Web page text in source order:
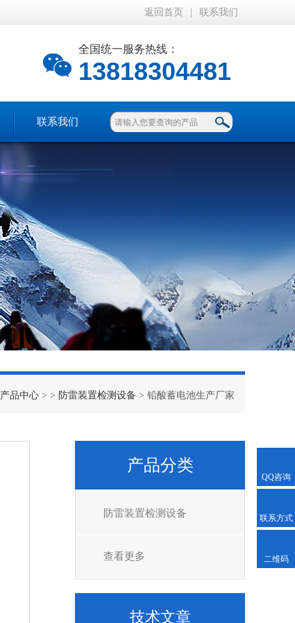
返回首页 联系我们
全国统一服务热线：
13818304481
联系我们
产品中心 > > 防雷装置检测设备 > 铅酸蓄电池生产厂家
产品分类
防雷装置检测设备
查看更多
技术文章
QQ咨询
联系方式
二维码